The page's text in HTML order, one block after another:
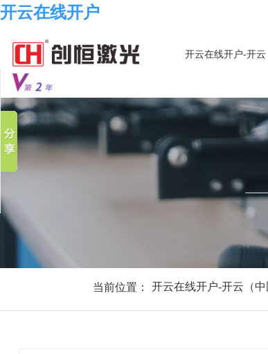
开云在线开户
开云在线开户-开云
当前位置： 开云在线开户-开云（
分享到
新浪微博
微信
百度贴吧